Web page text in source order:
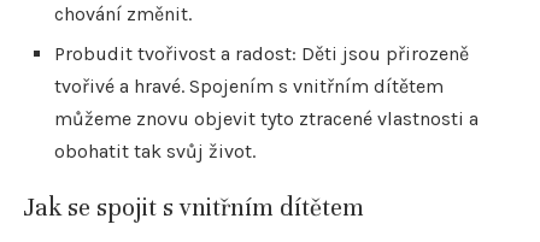
chování změnit.
Probudit tvořivost a radost: Děti jsou přirozeně
tvořivé a hravé. Spojením s vnitřním dítětem
můžeme znovu objevit tyto ztracené vlastnosti a
obohatit tak svůj život.
Jak se spojit s vnitřním dítětem